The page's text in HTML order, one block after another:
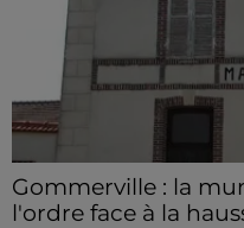
Gommerville : la
l'ordre face à la